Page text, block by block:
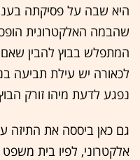
היא שבה על פסיקתה
שהבמה האלקטרונית
המתפלש בבוץ להבין שאם
לכאורה יש עילת תביעה
נפגע לדעת מיהו זורק
גם כאן ביססה את התיזה
אלקטרוני, לפיו בית